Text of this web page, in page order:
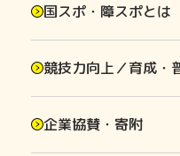
国スポ・障スポとは
競技力向上／育成・
企業協賛・寄附